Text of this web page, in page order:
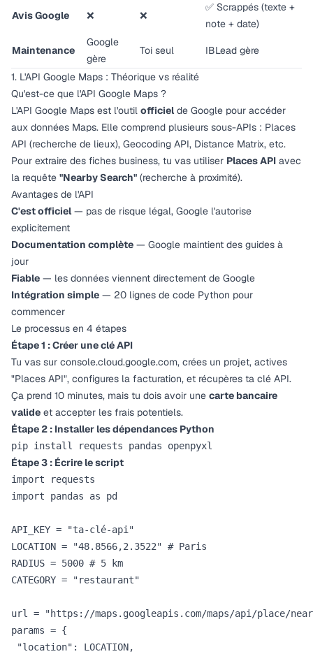
Avis Google ❌ ❌
✅ Scrappés (texte +
note + date)
Maintenance
Google
gère
Toi seul IBLead gère
1. L'API Google Maps : Théorique vs réalité
Qu'est-ce que l'API Google Maps ?
L'API Google Maps est l'outil officielde Google pour accéder
aux données Maps. Elle comprend plusieurs sous-APIs : Places
API (recherche de lieux), Geocoding API, Distance Matrix, etc.
Pour extraire des fiches business, tu vas utiliser Places API avec
la requête "Nearby Search" (recherche à proximité).
Avantages de l'API
C'est officiel— pas de risque légal, Google l'autorise
explicitement
Documentation complète — Google maintient des guides à
jour
Fiable — les données viennent directement de Google
Intégration simple — 20 lignes de code Python pour
commencer
Le processus en 4 étapes
Étape 1 : Créer une clé API
Tu vas sur console.cloud.google.com, crées un projet, actives
"Places API", configures la facturation, et récupères ta clé API.
Ça prend 10 minutes, mais tu dois avoir une carte bancaire
valide et accepter les frais potentiels.
Étape 2 : Installer les dépendances Python
Étape 3 : Écrire le script
import requests
import pandas as pd
API_KEY = "ta-clé-api"
LOCATION = "48.8566,2.3522" # Paris
RADIUS = 5000 # 5 km
CATEGORY = "restaurant"
url = "https://maps.googleapis.com/maps/api/place/
params = {
"location": LOCATION,